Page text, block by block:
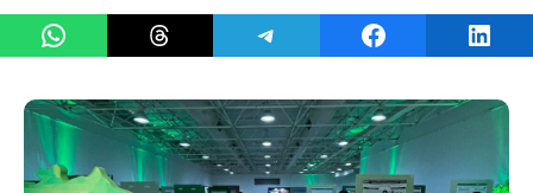
Share on WhatsAppShare on ThreadsShare on TelegramShare on Facebook